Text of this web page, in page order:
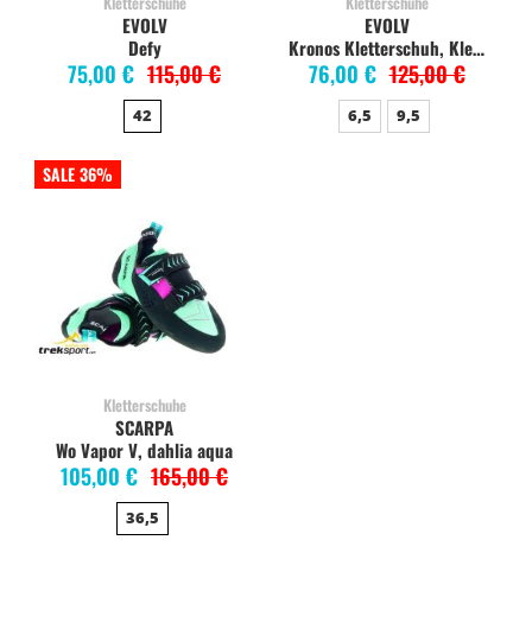
Defy
75,00 € 115,00 €
EVOLV
42
Kronos Kletterschuh, Klettverschluss
76,00 € 125,00 €
EVOLV
6,5 9,5
SALE 36%
Kletterschuhe
Wo Vapor V, dahlia aqua
105,00 € 165,00 €
SCARPA
36,5